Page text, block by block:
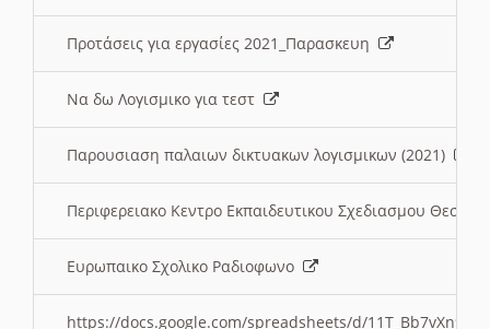
Προτάσεις για εργασίες 2021_Παρασκευη
Να δω Λογισμικο για τεστ
Παρουσιαση παλαιων δικτυακων λογισμικων (2021)
Περιφερειακο Κεντρο Εκπαιδευτικου Σχεδιασμου
Ευρωπαικο Σχολικο Ραδιοφωνο
https://docs.google.com/spreadsheets/d/